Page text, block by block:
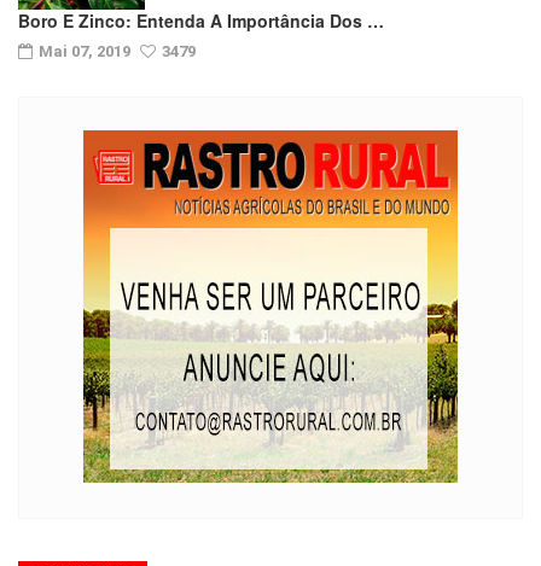
Boro E Zinco: Entenda A Importância Dos …
Mai 07, 2019 3479